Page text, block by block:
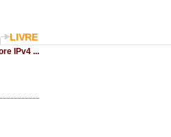
LIVRE
IPv4 ...